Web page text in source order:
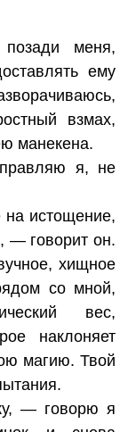
меня,
ему
взмах,
манекена.
я, не
истощение,
— говорит он.
хищное
со мной,
вес,
наклоняет
магию. Твой
— говорю я